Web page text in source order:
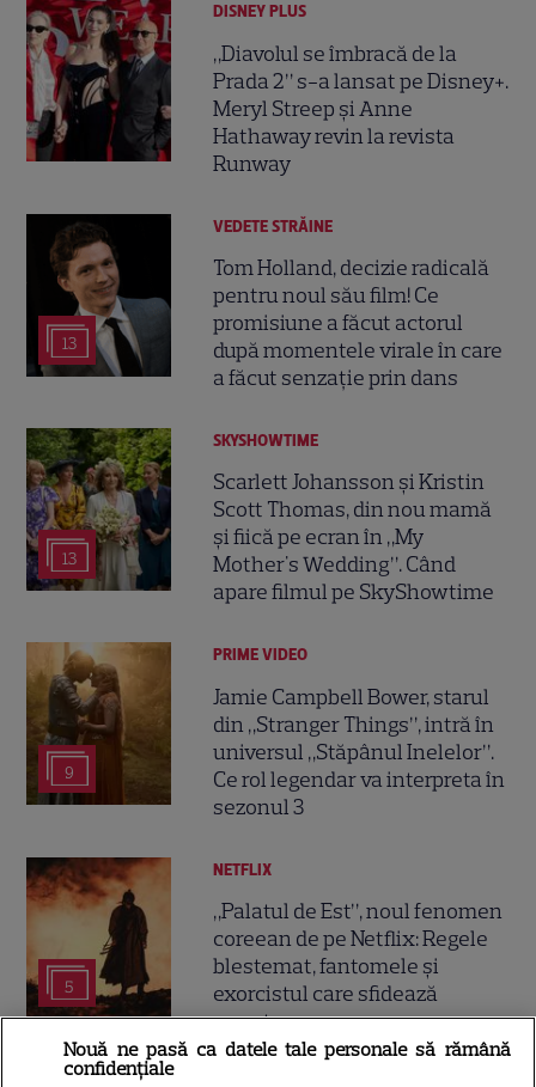
DISNEY PLUS
„Diavolul se îmbracă de la
Prada 2” s-a lansat pe Disney+.
Meryl Streep și Anne
Hathaway revin la revista
Runway
13
VEDETE STRĂINE
Tom Holland, decizie radicală
pentru noul său film! Ce
promisiune a făcut actorul
după momentele virale în care
a făcut senzație prin dans
13
SKYSHOWTIME
Scarlett Johansson și Kristin
Scott Thomas, din nou mamă
și fiică pe ecran în „My
Mother's Wedding”. Când
apare filmul pe SkyShowtime
9
PRIME VIDEO
Jamie Campbell Bower, starul
din „Stranger Things”, intră în
universul „Stăpânul Inelelor”.
Ce rol legendar va interpreta în
sezonul 3
5
NETFLIX
„Palatul de Est”, noul fenomen
coreean de pe Netflix: Regele
blestemat, fantomele și
exorcistul care sfidează
moartea
Nouă ne pasă ca datele tale personale să rămână
confidențiale